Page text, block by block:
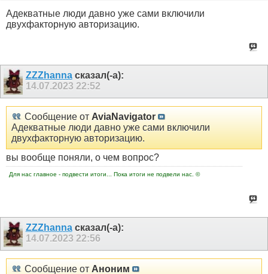
Адекватные люди давно уже сами включили
двухфакторную авторизацию.
ZZZhannaсказал(-а):
14.07.2023 22:52
Сообщение от AviaNavigator
Адекватные люди давно уже сами включили
двухфакторную авторизацию.
вы вообще поняли, о чем вопрос?
Для нас главное - подвести итоги... Пока итоги не подвели нас. ©
ZZZhannaсказал(-а):
14.07.2023 22:56
Сообщение от Аноним